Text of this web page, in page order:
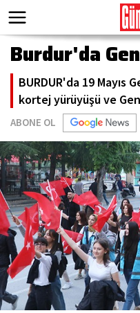
Burdur'da
BURDUR'da 19 Mayıs
kortej yürüyüşü ve
ABONE OL